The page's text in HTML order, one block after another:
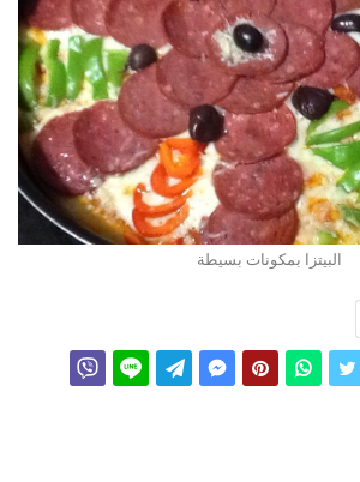
البيتزا بمكونات بسيطة